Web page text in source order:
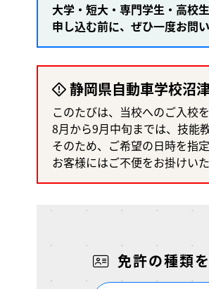
大学・短大・専門学生・高校
申し込む前に、ぜひ一度お問
静岡県自動車学校沼
このたびは、当校へのご入校
8月から9月中旬までは、技能
そのため、ご希望の日時を指
お客様にはご不便をお掛けい
免許の種類